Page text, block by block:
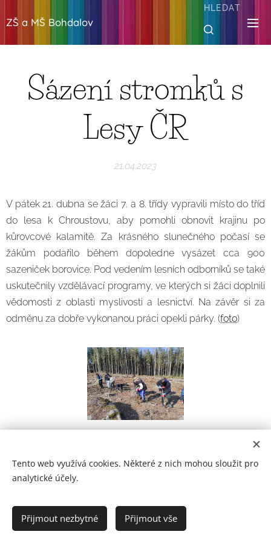
ZŠ a MŠ Bohdalov
HLEDAT
Sázení stromků s
Lesy ČR
21.04.2023
V pátek 21. dubna se žáci 7. a 8. třídy vypravili místo do tříd
do lesa k Chroustovu, aby pomohli obnovit krajinu po
kůrovcové kalamitě. Za krásného slunečného počasí se
žákům podařilo během dopoledne vysázet cca 900
sazeniček borovice. Pod vedením lesních odborníků se také
uskutečnily vzdělávací programy, ve kterých si žáci doplnili
vědomosti z oblasti myslivosti a lesnictví. Na závěr si za
odměnu za dobře vykonanou práci opekli párky. (foto)
Cookies
Tento web využívá cookies. Některé z nich mohou sloužit pro
analytické účely.
Přijmout nezbytné Přijmout vše